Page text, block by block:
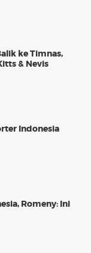
ke Timnas,
& Nevis
Indonesia
Romeny: Ini